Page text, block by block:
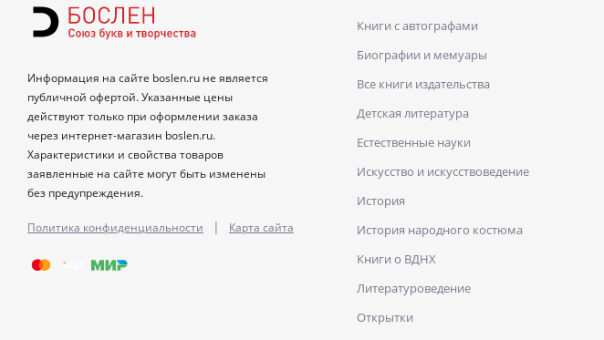
Информация на сайте boslen.ru не является
публичной офертой. Указанные цены
действуют только при оформлении заказа
через интернет-магазин boslen.ru.
Характеристики и свойства товаров
заявленные на сайте могут быть изменены
без предупреждения.
Политика конфиденциальности | Карта сайта
Книги с автографами
Биографии и мемуары
Все книги издательства
Детская литература
Естественные науки
Искусство и искусствоведение
История
История народного костюма
Книги о ВДНХ
Литературоведение
Открытки